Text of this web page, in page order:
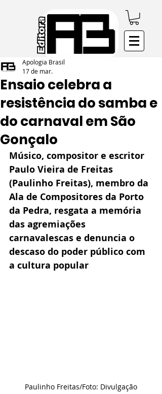
Ensaio celebra a
resistência do samba e
do carnaval em São
Gonçalo
Apologia Brasil
17 de mar.
Músico, compositor e escritor
Paulo Vieira de Freitas
(Paulinho Freitas), membro da
Ala de Compositores da Porto
da Pedra, resgata a memória
das agremiações
carnavalescas e denuncia o
descaso do poder público com
a cultura popular
Paulinho Freitas/Foto: Divulgação